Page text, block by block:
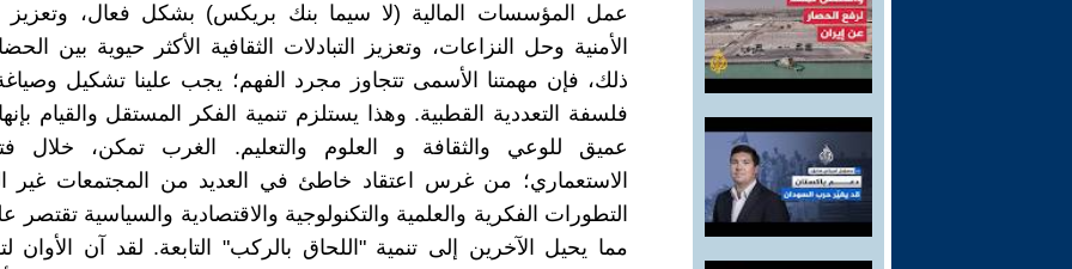
عمل المؤسسات المالية (لا سيما بنك بريكس) بشكل فعال، وتعزيز
الأمنية وحل النزاعات، وتعزيز التبادلات الثقافية الأكثر حيوية بين
ذلك، فإن مهمتنا الأسمى تتجاوز مجرد الفهم؛ يجب علينا تشكيل
فلسفة التعددية القطبية. وهذا يستلزم تنمية الفكر المستقل والقيام
عميق للوعي والثقافة و العلوم والتعليم. الغرب تمكن، خلال
الاستعماري؛ من غرس اعتقاد خاطئ في العديد من المجتمعات غير
التطورات الفكرية والعلمية والتكنولوجية والاقتصادية والسياسية تقتصر
مما يحيل الآخرين إلى تنمية "اللحاق بالركب" التابعة. لقد آن الأوان